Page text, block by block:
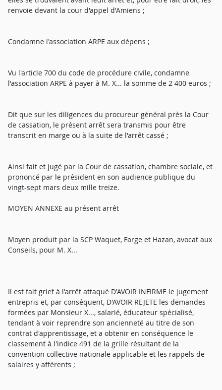
renvoie devant la cour d'appel d'Amiens ;
Condamne l'association ARPE aux dépens ;
Vu l'article 700 du code de procédure civile, condamne
l'association ARPE à payer à M. X... la somme de 2 400 euros ;
Dit que sur les diligences du procureur général près la Cour
de cassation, le présent arrêt sera transmis pour être
transcrit en marge ou à la suite de l'arrêt cassé ;
Ainsi fait et jugé par la Cour de cassation, chambre sociale, et
prononcé par le président en son audience publique du
vingt-sept mars deux mille treize.
MOYEN ANNEXE au présent arrêt
Moyen produit par la SCP Waquet, Farge et Hazan, avocat aux
Conseils, pour M. X...
Il est fait grief à l'arrêt attaqué D'AVOIR INFIRME le jugement
entrepris et, par conséquent, D'AVOIR REJETE les demandes
formées par Monsieur X..., salarié, éducateur spécialisé,
tendant à voir reprendre son ancienneté au titre de son
contrat d'apprentissage, et a obtenir en conséquence le
classement à l'indice 491 de la grille résultant de la
convention collective nationale applicable et les rappels de
salaires y afférents ;